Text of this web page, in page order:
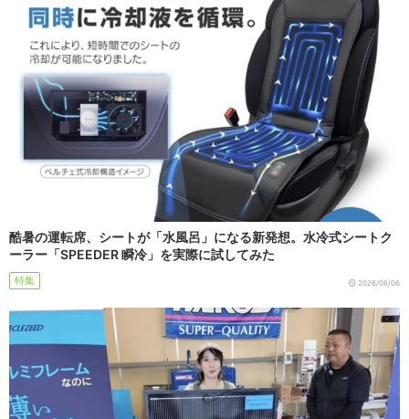
酷暑の運転席、シートが「水風呂」になる新発想。水冷式シートク
ーラー「SPEEDER 瞬冷」を実際に試してみた
特集 2026/08/06